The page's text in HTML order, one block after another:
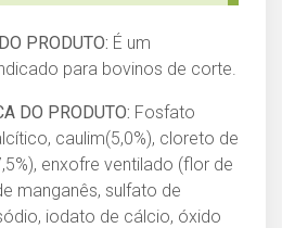
PRODUTO: É um
para bovinos de corte.
DO PRODUTO: Fosfato
caulim(5,0%), cloreto de
enxofre ventilado (flor de
manganês, sulfato de
iodato de cálcio, óxido